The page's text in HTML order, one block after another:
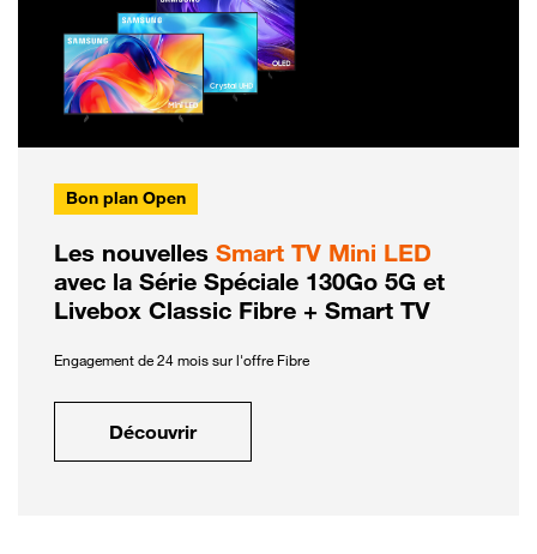
Bon plan Open
Les nouvelles Smart TV Mini LED
avec la Série Spéciale 130Go 5G et
Livebox Classic Fibre + Smart TV
Engagement de 24 mois sur l'offre Fibre
Découvrir